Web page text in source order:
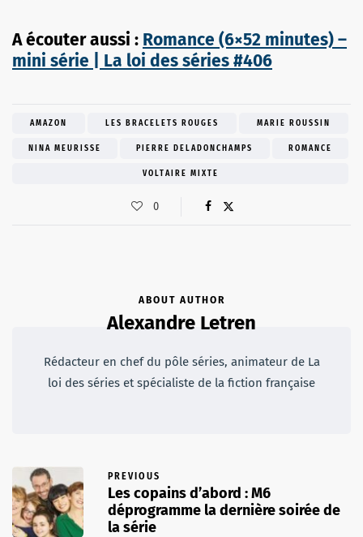
A écouter aussi : Romance (6×52 minutes) –
mini série | La loi des séries #406
AMAZON LES BRACELETS ROUGES MARIE ROUSSIN
NINA MEURISSE PIERRE DELADONCHAMPS ROMANCE
VOLTAIRE MIXTE
0
ABOUT AUTHOR
Alexandre Letren
Rédacteur en chef du pôle séries, animateur de La
loi des séries et spécialiste de la fiction française
PREVIOUS
Les copains d’abord : M6
déprogramme la dernière soirée de
la série